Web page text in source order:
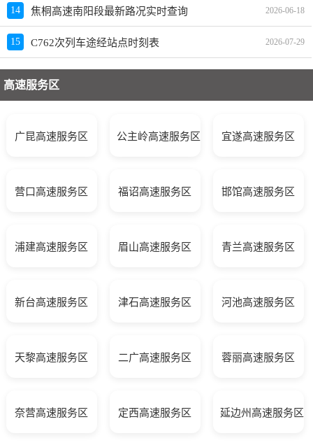
14 焦桐高速南阳段最新路况实时查询 2026-06-18
15 C762次列车途经站点时刻表 2026-07-29
高速服务区
广昆高速服务区 公主岭高速服务区 宜遂高速服务区
营口高速服务区 福诏高速服务区 邯馆高速服务区
浦建高速服务区 眉山高速服务区 青兰高速服务区
新台高速服务区 津石高速服务区 河池高速服务区
天黎高速服务区 二广高速服务区 蓉丽高速服务区
奈营高速服务区 定西高速服务区 延边州高速服务区